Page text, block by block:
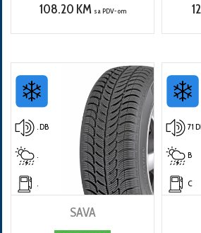
108.20 KM sa PDV-om
. DB
SAVA
71
B
C